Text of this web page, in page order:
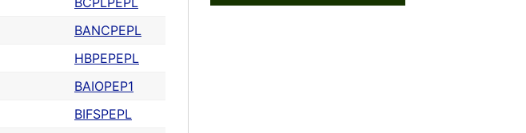
BANCPEPL
HBPEPEPL
BAIOPEP1
BIFSPEPL